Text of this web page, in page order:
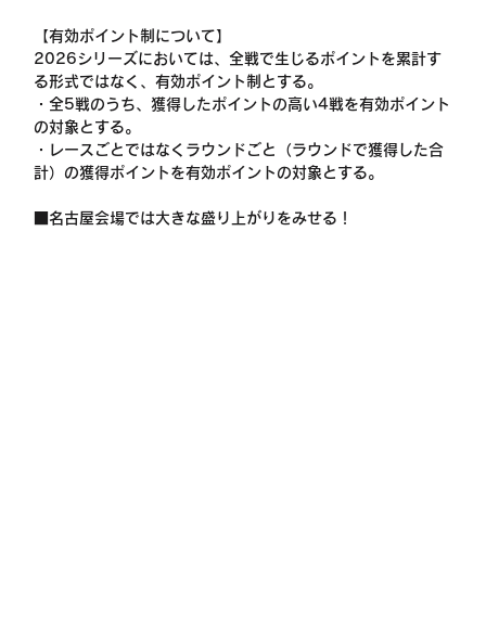
【有効ポイント制について】
2026シリーズにおいては、全戦で生じるポイントを累計す
る形式ではなく、有効ポイント制とする。
・全5戦のうち、獲得したポイントの高い4戦を有効ポイント
の対象とする。
・レースごとではなくラウンドごと（ラウンドで獲得した合
計）の獲得ポイントを有効ポイントの対象とする。
■名古屋会場では大きな盛り上がりをみせる！